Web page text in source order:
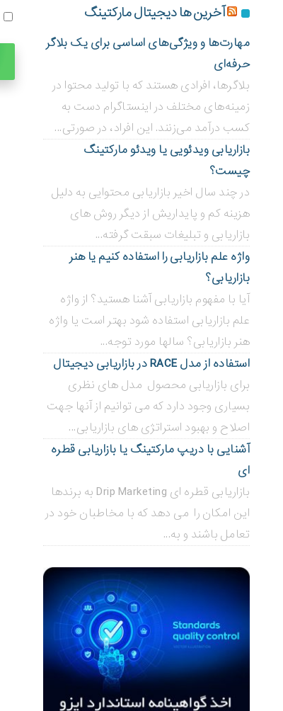
آخرین ها دیجیتال مارکتینگ
مهارت‌ها و ویژگی‌های اساسی برای یک بلاگر
حرفه‌ای
بلاگر‌ها، افرادی هستند که با تولید محتوا در
زمینه‌های مختلف در اینستاگرام دست به
کسب درآمد می‌زنند. این افراد، در صورتی...
بازاریابی ویدئویی ‌یا ویدئو مارکتینگ
چیست؟
در چند سال اخیر بازاریابی محتوایی به دلیل
هزینه کم و پایداریش از دیگر روش های
بازاریابی و تبلیغات سبقت گرفته...
واژه علم بازاریابی را استفاده کنیم یا هنر
بازاریابی؟
آیا با مفهوم بازاریابی آشنا هستید؟ از واژه
علم بازاریابی استفاده شود بهتر است یا واژه
هنر بازاریابی؟ سالها مورد توجه...
استفاده از مدل RACE در بازاریابی دیجیتال
برای بازاریابی محصول مدل های نظری
بسیاری وجود دارد که می توانیم از آنها جهت
اصلاح و بهبود استراتژی های بازاریابی...
آشنایی با دریپ مارکتینگ یا بازاریابی قطره
ای
بازاریابی قطره ای Drip Marketing به برندها
این امکان را می دهد که با مخاطبان خود در
تعامل باشند و به...